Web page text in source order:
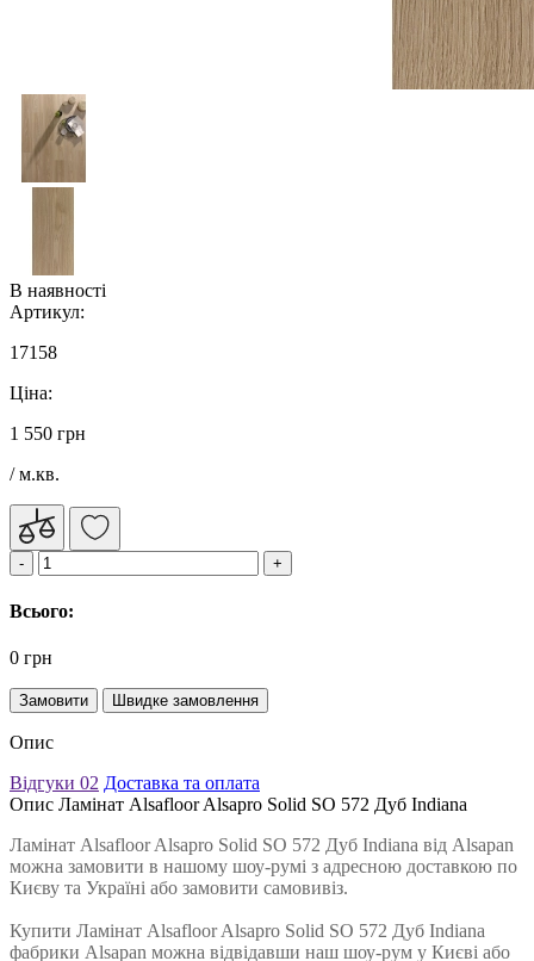
В наявності
Артикул:
17158
Ціна:
1 550 грн
/ м.кв.
Всього:
0 грн
Замовити Швидке замовлення
Опис
Відгуки 02 Доставка та оплата
Опис Ламінат Alsafloor Alsapro Solid SO 572 Дуб Indiana
Ламінат Alsafloor Alsapro Solid SO 572 Дуб Indiana від Alsapan
можна замовити в нашому шоу-румі з адресною доставкою по
Києву та Україні або замовити самовивіз.
Купити Ламінат Alsafloor Alsapro Solid SO 572 Дуб Indiana
фабрики Alsapan можна відвідавши наш шоу-рум у Києві або